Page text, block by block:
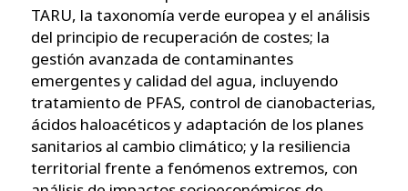
TARU, la taxonomía verde europea y el análisis
del principio de recuperación de costes; la
gestión avanzada de contaminantes
emergentes y calidad del agua, incluyendo
tratamiento de PFAS, control de cianobacterias,
ácidos haloacéticos y adaptación de los planes
sanitarios al cambio climático; y la resiliencia
territorial frente a fenómenos extremos, con